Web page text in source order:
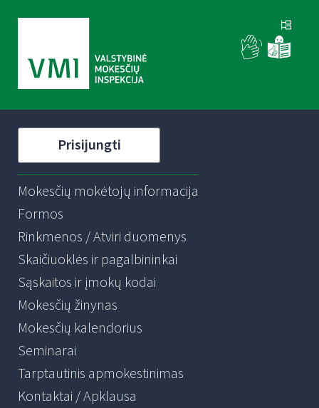
Prisijungti
Mokesčių mokėtojų informacija
Formos
Rinkmenos / Atviri duomenys
Skaičiuoklės ir pagalbininkai
Sąskaitos ir įmokų kodai
Mokesčių žinynas
Mokesčių kalendorius
Seminarai
Tarptautinis apmokestinimas
Kontaktai / Apklausa